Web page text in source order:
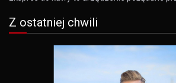
Z ostatniej chwili